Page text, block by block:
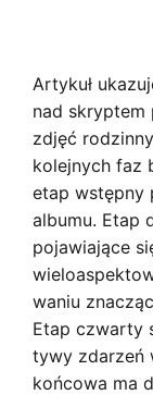
Artykuł
nad skryptem
zdjęć
kolejnych faz
etap wstępny
albumu. Etap
pojawiające
waniu
Etap czwarty
tywy zdarzeń
końcowa ma